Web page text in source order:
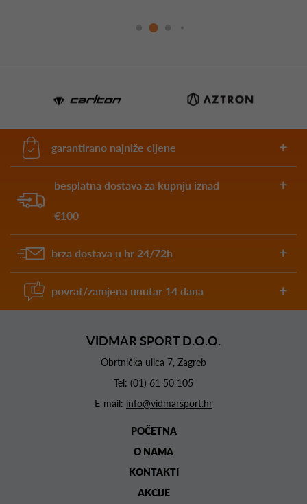
garantirano najniže cijene
besplatna dostava za kupnju iznad
€100
brza dostava u hr 24/72h
povrat/zamjena unutar 14 dana
VIDMAR SPORT D.O.O.
Obrtnička ulica 7, Zagreb
Tel: (01) 61 50 105
E-mail: info@vidmarsport.hr
POČETNA
O NAMA
KONTAKTI
AKCIJE